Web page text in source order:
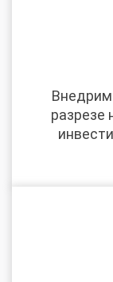
разрезе